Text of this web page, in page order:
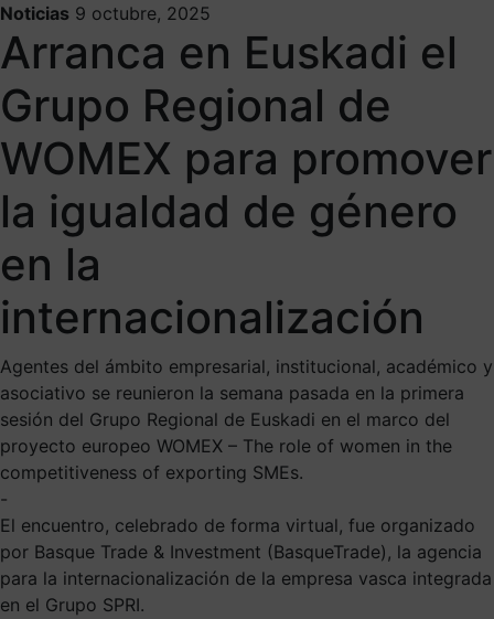
Noticias 9 octubre, 2025
Arranca en Euskadi el
Grupo Regional de
WOMEX para promover
la igualdad de género
en la
internacionalización
Agentes del ámbito empresarial, institucional, académico y
asociativo se reunieron la semana pasada en la primera
sesión del Grupo Regional de Euskadi en el marco del
proyecto europeo WOMEX – The role of women in the
competitiveness of exporting SMEs.
-
El encuentro, celebrado de forma virtual, fue organizado
por Basque Trade & Investment (BasqueTrade), la agencia
para la internacionalización de la empresa vasca integrada
en el Grupo SPRI.